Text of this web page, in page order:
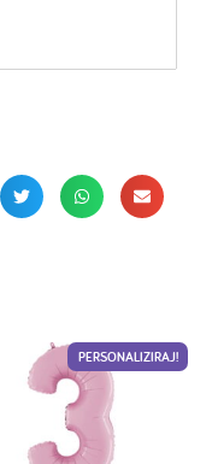
PERSONALIZIRAJ!